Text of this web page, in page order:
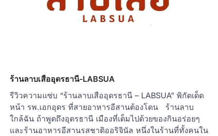
ร้านลาบเสืออุดรธานี-LABSUA
รีวิวความแซ่บ “ร้านลาบเสืออุดรธานี – LABSUA” พิกัดเด็ด
หน้า รพ.เอกอุดร ที่สายอาหารอีสานต้องโดน ร้านลาบ
ใกล้ฉัน ถ้าพูดถึงอุดรธานี เมืองที่เต็มไปด้วยของกินอร่อยๆ
และร้านอาหารอีสานรสชาติออริจินัล หนึ่งในร้านที่ทั้งคนใน